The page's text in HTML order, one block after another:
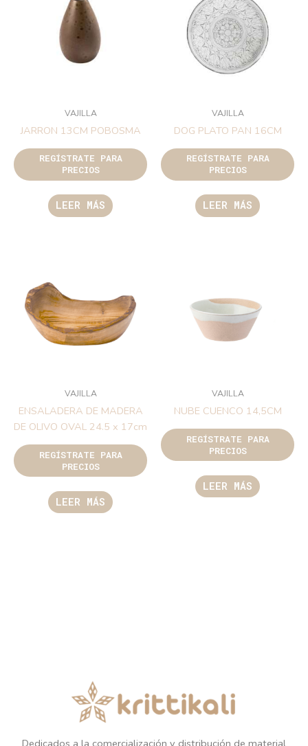
VAJILLA
JARRON 13CM POBOSMA
REGÍSTRATE PARA
PRECIOS
LEER MÁS
VAJILLA
DOG PLATO PAN 16CM
REGÍSTRATE PARA
PRECIOS
LEER MÁS
VAJILLA
ENSALADERA DE MADERA
DE OLIVO OVAL 24.5 x 17cm
REGÍSTRATE PARA
PRECIOS
LEER MÁS
VAJILLA
NUBE CUENCO 14,5CM
REGÍSTRATE PARA
PRECIOS
LEER MÁS